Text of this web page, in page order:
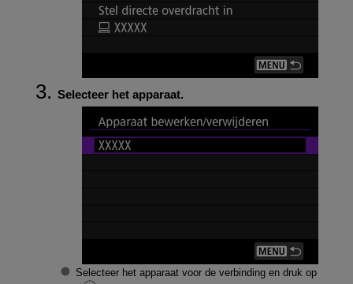
Selecteer het apparaat.
Selecteer het apparaat voor de verbinding en druk op